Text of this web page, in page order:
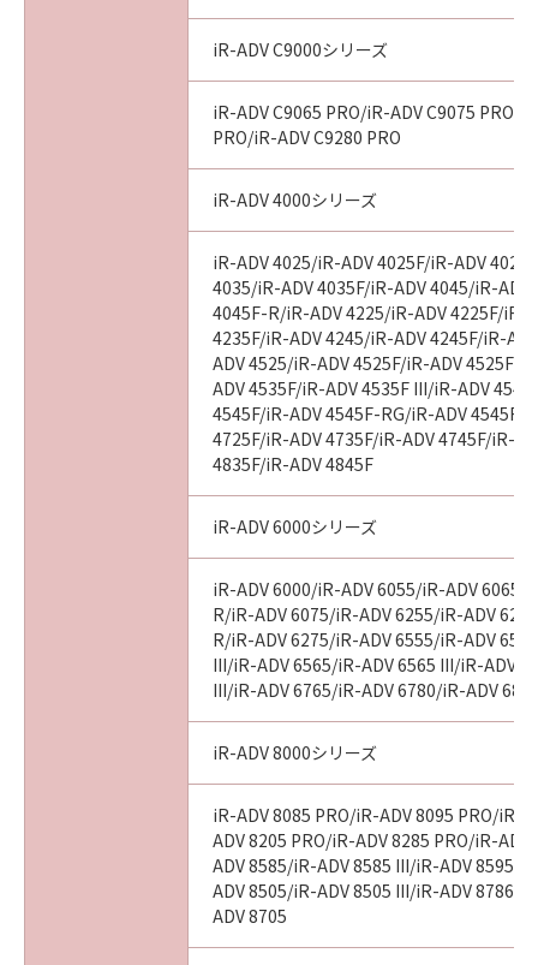
“米国政府エンドユーザー”とは、米国政府の機
関また団体を意味します。もしお客様が米国政
府エンドユーザーである場合、以下の規定が適
用されます：The SOFTWARE is a "commercial
item," as that term is defined at 48 C.F.R.
2.101 (Oct 1995), consisting of "commercial
computer software" and "commercial
computer software documentation," as such
terms are used in 48 C.F.R. 12.212 (Sept 1995).
Consistent with 48 C.F.R. 12.212 and 48 C.F.R.
227.7202-1 through 227.7202-4 (June 1995),
all U.S. Government End Users shall acquire
the SOFTWARE with only those rights set
forth herein. The manufacturer is Canon
Inc./30-2, Shimomaruko 3-chome, Ohta-ku,
Tokyo 146-8501, Japan.
本条項中で使用される"the SOFTWARE"とは、
本契約書中で定義される「本ソフトウェア」を
意味し、指し示すものとします。
本契約書のいずれかの条項またはその一部が法
律により無効であると決定された場合でも、そ
の他の条項は完全に有効に存続するものとしま
キヤノン株式会社
No. I010G020484
iR-ADV C9000シリーズ
iR-ADV C9065 PRO/iR-ADV C9075 PRO/
PRO/iR-ADV C9280 PRO
iR-ADV 4000シリーズ
iR-ADV 4025/iR-ADV 4025F/iR-ADV
4035/iR-ADV 4035F/iR-ADV 4045/iR-ADV
4045F-R/iR-ADV 4225/iR-ADV 4225F/iR-
4235F/iR-ADV 4245/iR-ADV 4245F/iR-
ADV 4525/iR-ADV 4525F/iR-ADV 4525F
ADV 4535F/iR-ADV 4535F III/iR-ADV
4545F/iR-ADV 4545F-RG/iR-ADV 4545F
4725F/iR-ADV 4735F/iR-ADV 4745F/iR-
4835F/iR-ADV 4845F
iR-ADV 6000シリーズ
iR-ADV 6000/iR-ADV 6055/iR-ADV 6065/
R/iR-ADV 6075/iR-ADV 6255/iR-ADV
R/iR-ADV 6275/iR-ADV 6555/iR-ADV
III/iR-ADV 6565/iR-ADV 6565 III/iR-ADV
III/iR-ADV 6765/iR-ADV 6780/iR-ADV
iR-ADV 8000シリーズ
iR-ADV 8085 PRO/iR-ADV 8095 PRO/iR-
ADV 8205 PRO/iR-ADV 8285 PRO/iR-
ADV 8585/iR-ADV 8585 III/iR-ADV 8595/
ADV 8505/iR-ADV 8505 III/iR-ADV 8786/
ADV 8705